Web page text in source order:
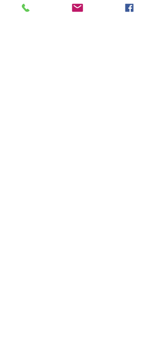
un 44 por ciento y el aseguramiento de